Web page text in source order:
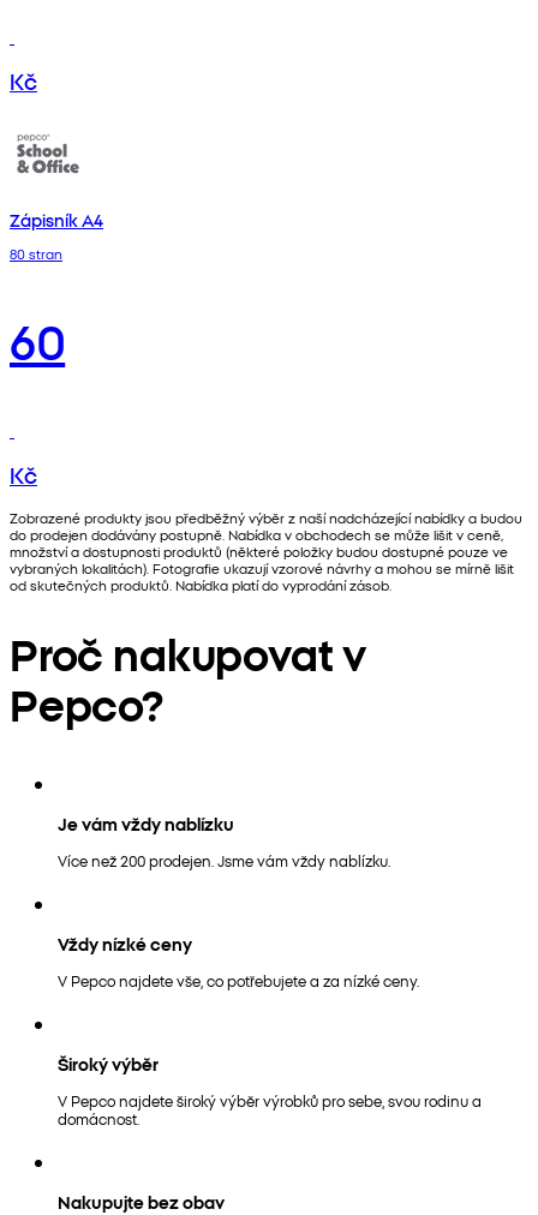
Kč
Zápisník A4
80 stran
60
Kč
Zobrazené produkty jsou předběžný výběr z naší nadcházející nabídky a budou
do prodejen dodávány postupně. Nabídka v obchodech se může lišit v ceně,
množství a dostupnosti produktů (některé položky budou dostupné pouze ve
vybraných lokalitách). Fotografie ukazují vzorové návrhy a mohou se mírně lišit
od skutečných produktů. Nabídka platí do vyprodání zásob.
Proč nakupovat v
Pepco?
Je vám vždy nablízku
Více než 200 prodejen. Jsme vám vždy nablízku.
Vždy nízké ceny
V Pepco najdete vše, co potřebujete a za nízké ceny.
Široký výběr
V Pepco najdete široký výběr výrobků pro sebe, svou rodinu a
domácnost.
Nakupujte bez obav